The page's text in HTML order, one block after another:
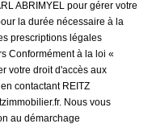
ABRIMYEL pour gérer votre
la durée nécessaire à la
prescriptions légales
Conformément à la loi «
votre droit d'accès aux
contactant REITZ
Nous vous
au démarchage